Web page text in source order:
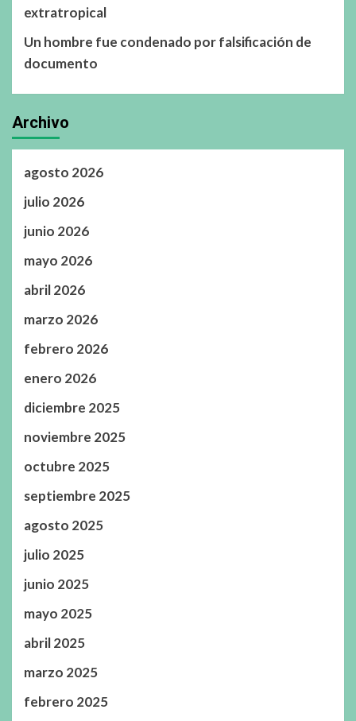
extratropical
Un hombre fue condenado por falsificación de
documento
Archivo
agosto 2026
julio 2026
junio 2026
mayo 2026
abril 2026
marzo 2026
febrero 2026
enero 2026
diciembre 2025
noviembre 2025
octubre 2025
septiembre 2025
agosto 2025
julio 2025
junio 2025
mayo 2025
abril 2025
marzo 2025
febrero 2025